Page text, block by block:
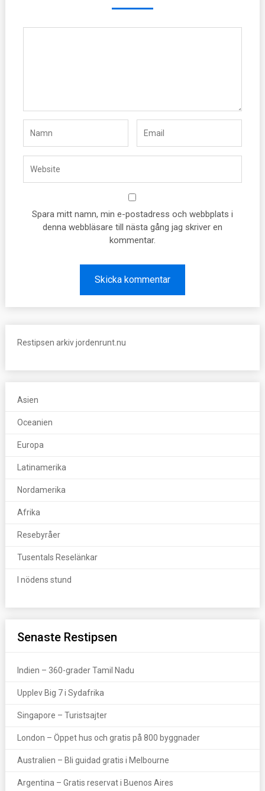
Spara mitt namn, min e-postadress och webbplats i
denna webbläsare till nästa gång jag skriver en
kommentar.
Restipsen arkiv jordenrunt.nu
Asien
Oceanien
Europa
Latinamerika
Nordamerika
Afrika
Resebyråer
Tusentals Reselänkar
I nödens stund
Senaste Restipsen
Indien – 360-grader Tamil Nadu
Upplev Big 7 i Sydafrika
Singapore – Turistsajter
London – Öppet hus och gratis på 800 byggnader
Australien – Bli guidad gratis i Melbourne
Argentina – Gratis reservat i Buenos Aires